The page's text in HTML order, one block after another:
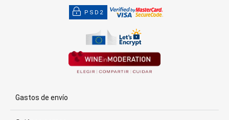
PSD2
Gastos de envío